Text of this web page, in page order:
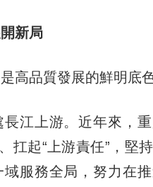
新局
品質發展的鮮明底色
上游。近年來，重
扛起“上游責任”，堅
服務全局，努力在